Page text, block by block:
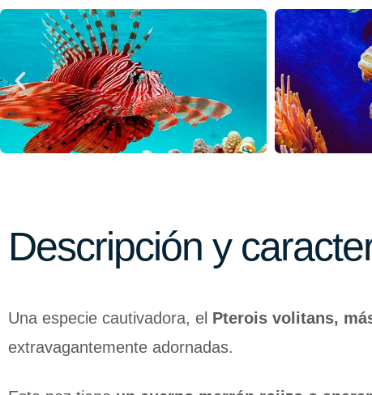
Descripción y
Una especie cautivadora, el Pterois volitans,
extravagantemente adornadas.